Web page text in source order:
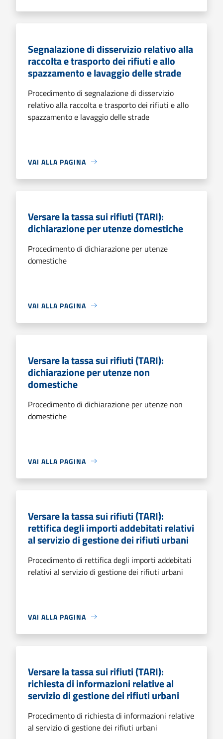
Segnalazione di disservizio relativo alla
raccolta e trasporto dei rifiuti e allo
spazzamento e lavaggio delle strade
Procedimento di segnalazione di disservizio
relativo alla raccolta e trasporto dei rifiuti e allo
spazzamento e lavaggio delle strade
VAI ALLA PAGINA
Versare la tassa sui rifiuti (TARI):
dichiarazione per utenze domestiche
Procedimento di dichiarazione per utenze
domestiche
VAI ALLA PAGINA
Versare la tassa sui rifiuti (TARI):
dichiarazione per utenze non
domestiche
Procedimento di dichiarazione per utenze non
domestiche
VAI ALLA PAGINA
Versare la tassa sui rifiuti (TARI):
rettifica degli importi addebitati relativi
al servizio di gestione dei rifiuti urbani
Procedimento di rettifica degli importi addebitati
relativi al servizio di gestione dei rifiuti urbani
VAI ALLA PAGINA
Versare la tassa sui rifiuti (TARI):
richiesta di informazioni relative al
servizio di gestione dei rifiuti urbani
Procedimento di richiesta di informazioni relative
al servizio di gestione dei rifiuti urbani